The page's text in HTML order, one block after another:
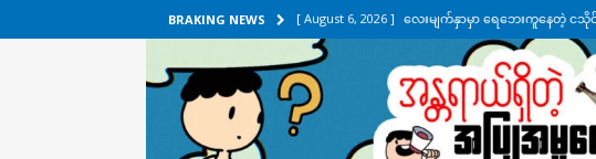
BRAKING NEWS [ August 6, 2026 ] လေးမျက်နှာမှာ ရေဘေးကူနေတဲ့ ငသိုင်
အလိုက် သတင်းကဏ္ဍ
[ August 6, 2026 ] ရေကြီးနေတဲ့ လေးမျက်နှာမှာ ဖုန်းလို
[ August 5, 2026 ] ရန်ကုန်မြို့မှာ ကားမှန်ခွဲခံရတာတွေ